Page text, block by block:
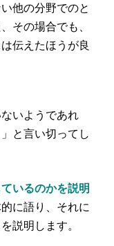
他の分野でのと
その場合でも、
伝えたほうが良
いようであれ
と言い切ってし
いるのかを説明
に語り、それに
説明します。